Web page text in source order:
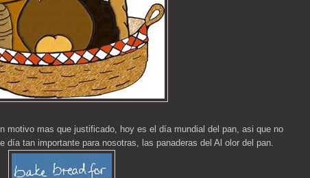
motivo mas que justificado, hoy es el día mundial del pan, asi que no
día tan importante para nosotras, las panaderas del Al olor del pan.